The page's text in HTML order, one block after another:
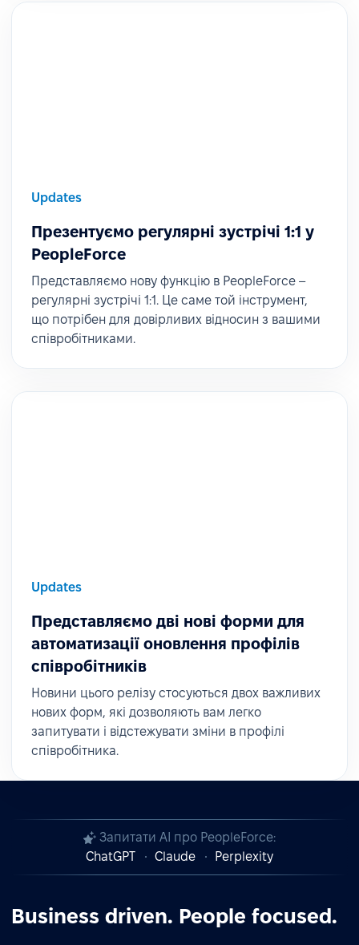
Updates
Презентуємо регулярні зустрічі 1:1 у
PeopleForce
Представляємо нову функцію в PeopleForce –
регулярні зустрічі 1:1. Це саме той інструмент,
що потрібен для довірливих відносин з вашими
співробітниками.
Updates
Представляємо дві нові форми для
автоматизації оновлення профілів
співробітників
Новини цього релізу стосуються двох важливих
нових форм, які дозволяють вам легко
запитувати і відстежувати зміни в профілі
співробітника.
Запитати AI про PeopleForce:
ChatGPT
Claude Perplexity
Business driven. People focused.